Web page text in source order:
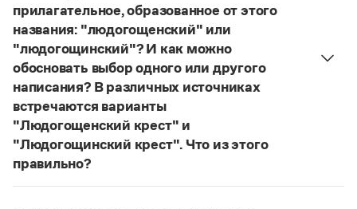
Письмовник
Справочник по пунктуации
Словарь-справочник трудностей
Справочник по фразеологии
Азбучные истины
Словарь-справочник непростые слова
Все справочники портала
Журнал
прилагательное, образованное от этого
названия: "людогощенский" или
"людогощинский"? И как можно
обосновать выбор одного или другого
написания? В различных источниках
встречаются варианты
"Людогощенский крест" и
"Людогощинский крест". Что из этого
правильно?
Есть орфографическое правило: